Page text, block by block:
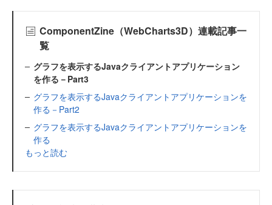
ComponentZine（WebCharts3D）連載記事一
覧
グラフを表示するJavaクライアントアプリケーション
を作る－Part3
グラフを表示するJavaクライアントアプリケーションを
作る－Part2
グラフを表示するJavaクライアントアプリケーションを
作る
もっと読む